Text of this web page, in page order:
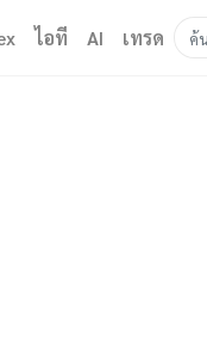
ไอที AI เทรด